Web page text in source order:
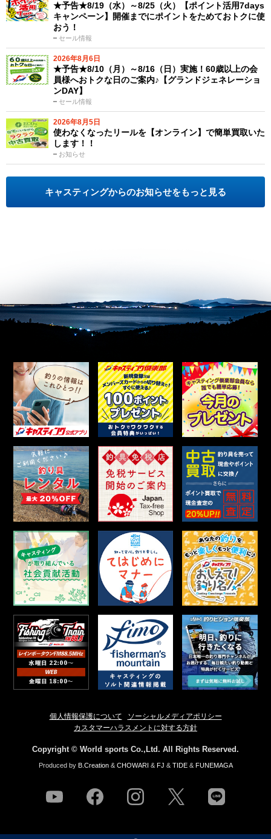
セール情報
★予告★8/19（水）～8/25（火）【ポイント活用7days
キャンペーン】開催までにポイントをためておトクに使
おう！
2026年8月6日
セール情報
★予告★8/10（月）～8/16（日）実施！60歳以上の会
員様へおトクな日のご案内♪【グランドジェネレーショ
ンDAY】
2026年8月5日
お知らせ
使わなくなったリールを【オンライン】で簡単買取いた
します！！
キャスティングからのお知らせをもっと見る
個人情報保護について
ソーシャルメディアポリシー
カスタマーハラスメントに対する方針
Copyright © World sports Co.,Ltd. All Rights Reserved.
Produced by B.Creation&CHOWARI & FJ &TIDE& FUNEMAGA
youtube facebook instagram line